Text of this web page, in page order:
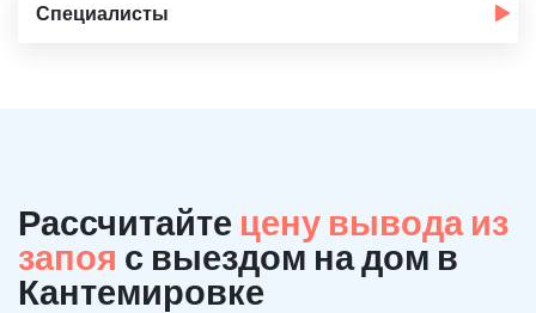
Специалисты
Рассчитайте цену вывода из
запоя с выездом на дом в
Кантемировке